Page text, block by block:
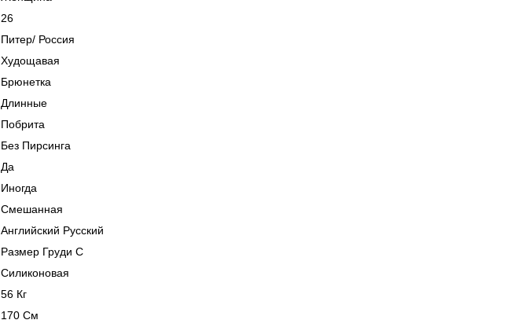
26
Питер/ Россия
Худощавая
Брюнетка
Длинные
Побрита
Без Пирсинга
Да
Иногда
Смешанная
Английский Русский
Размер Груди C
Силиконовая
56 Кг
170 См